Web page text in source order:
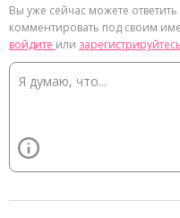
Вы уже сейчас можете
комментировать под своим
войдите или зарегистрируйтесь